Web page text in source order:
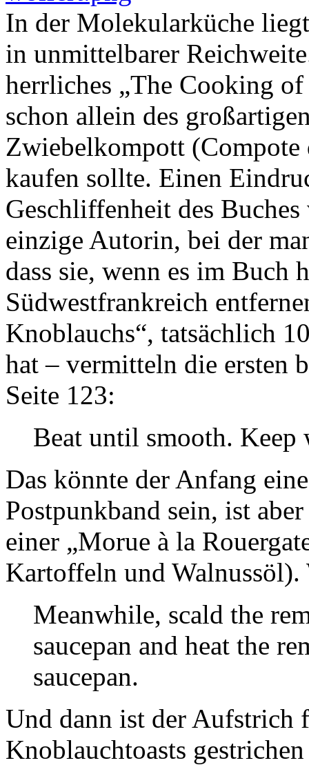
In der Molekularküche
in unmittelbarer
herrliches „The Cooking of
schon allein des
Zwiebelkompott (Compote
kaufen sollte. Einen
Geschliffenheit des
einzige Autorin, bei der
dass sie, wenn es im Buch
Südwestfrankreich
Knoblauchs“, tatsächlich
hat – vermitteln die ersten
Seite 123:
Beat until smooth. Keep
Das könnte der Anfang
Postpunkband sein, ist
einer „Morue à la
Kartoffeln und Walnussöl).
Meanwhile, scald the
saucepan and heat the
saucepan.
Und dann ist der Aufstrich
Knoblauchtoasts